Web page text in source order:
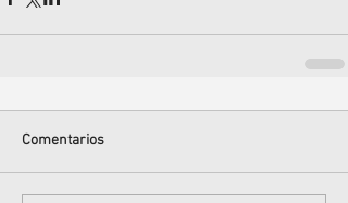
Comentarios